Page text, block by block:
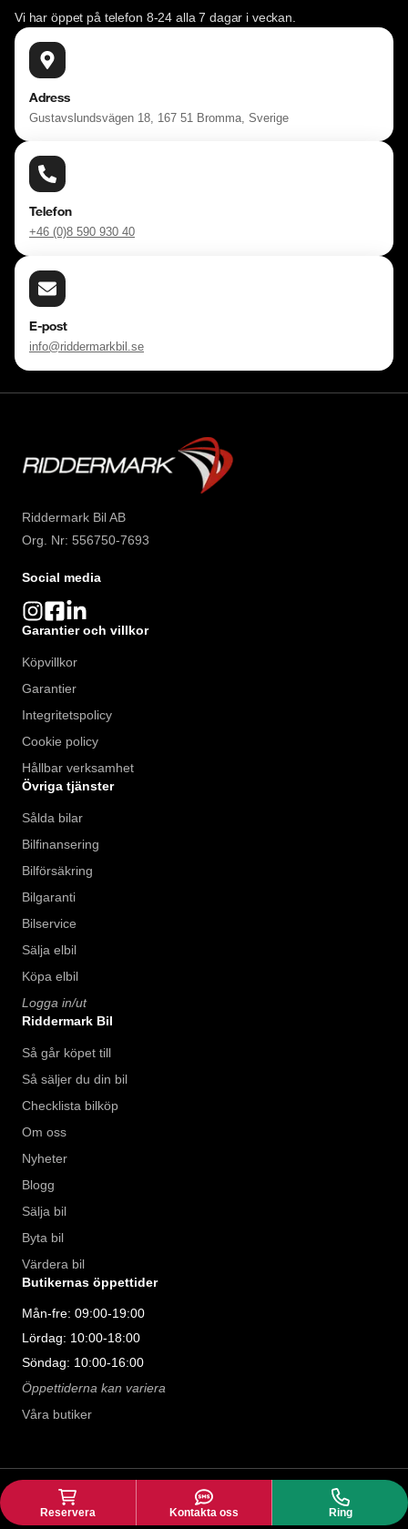
Reservera Kontakta oss Ring
Vi har öppet på telefon 8-24 alla 7 dagar i veckan.
Adress
Gustavslundsvägen 18, 167 51 Bromma, Sverige
Telefon
+46 (0)8 590 930 40
E-post
info@riddermarkbil.se
Riddermark Bil AB
Org. Nr: 556750-7693
Social media
Garantier och villkor
Köpvillkor
Garantier
Integritetspolicy
Cookie policy
Hållbar verksamhet
Övriga tjänster
Sålda bilar
Bilfinansering
Bilförsäkring
Bilgaranti
Bilservice
Sälja elbil
Köpa elbil
Logga in/ut
Riddermark Bil
Så går köpet till
Så säljer du din bil
Checklista bilköp
Om oss
Nyheter
Blogg
Sälja bil
Byta bil
Värdera bil
Butikernas öppettider
Mån-fre: 09:00-19:00
Lördag: 10:00-18:00
Söndag: 10:00-16:00
Öppettiderna kan variera
Våra butiker
Riddermark Bil AB. All rights
reserved.